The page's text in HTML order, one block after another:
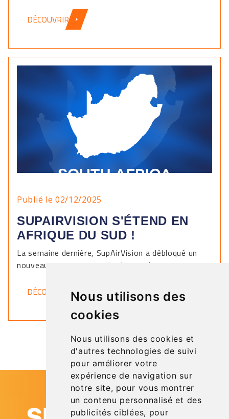
Nous utilisons des
cookies
Nous utilisons des cookies et
d'autres technologies de suivi
pour améliorer votre
expérience de navigation sur
notre site, pour vous montrer
un contenu personnalisé et des
publicités ciblées, pour
DÉCOUVRIR
Publié le 02/12/2025
SUPAIRVISION S'ÉTEND EN
AFRIQUE DU SUD !
La semaine dernière, SupAirVision a débloqué un
nouveau pays sur sa carte du monde.
DÉCOUVRIR